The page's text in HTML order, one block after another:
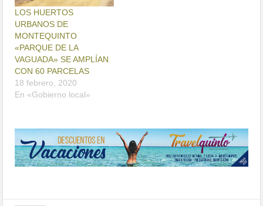
LOS HUERTOS
URBANOS DE
MONTEQUINTO
«PARQUE DE LA
VAGUADA» SE AMPLÍAN
CON 60 PARCELAS
18 febrero, 2020
En «Gobierno local»